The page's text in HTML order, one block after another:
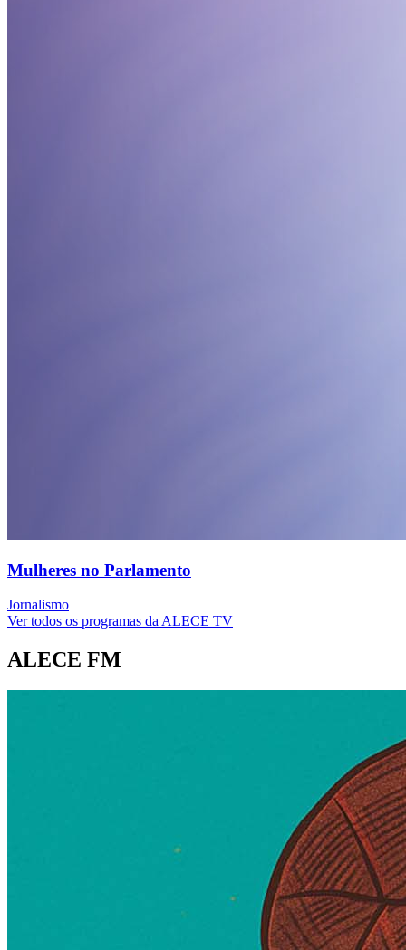
Mulheres no Parlamento
Jornalismo
Ver todos os programas da ALECE TV
ALECE FM